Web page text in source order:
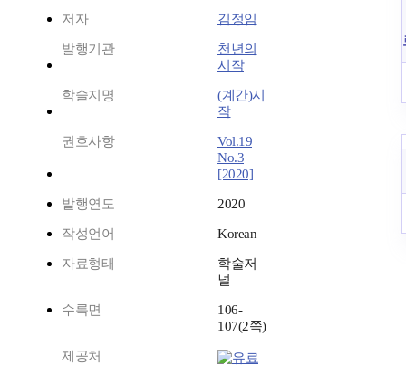
저자 김정임
발행기관
천년의
시작
학술지명
(계간)시
작
권호사항
Vol.19
No.3
[2020]
발행연도 2020
작성언어 Korean
자료형태
학술저
널
수록면
106-
107(2쪽)
제공처